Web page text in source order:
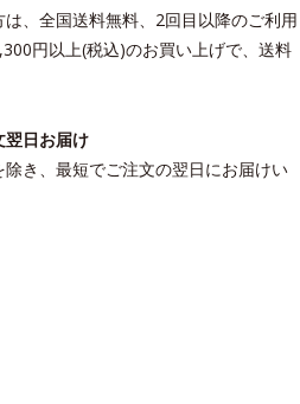
は、全国送料無料、2回目以降のご利用
円以上(税込)のお買い上げで、送料
翌日お届け
除き、最短でご注文の翌日にお届けい